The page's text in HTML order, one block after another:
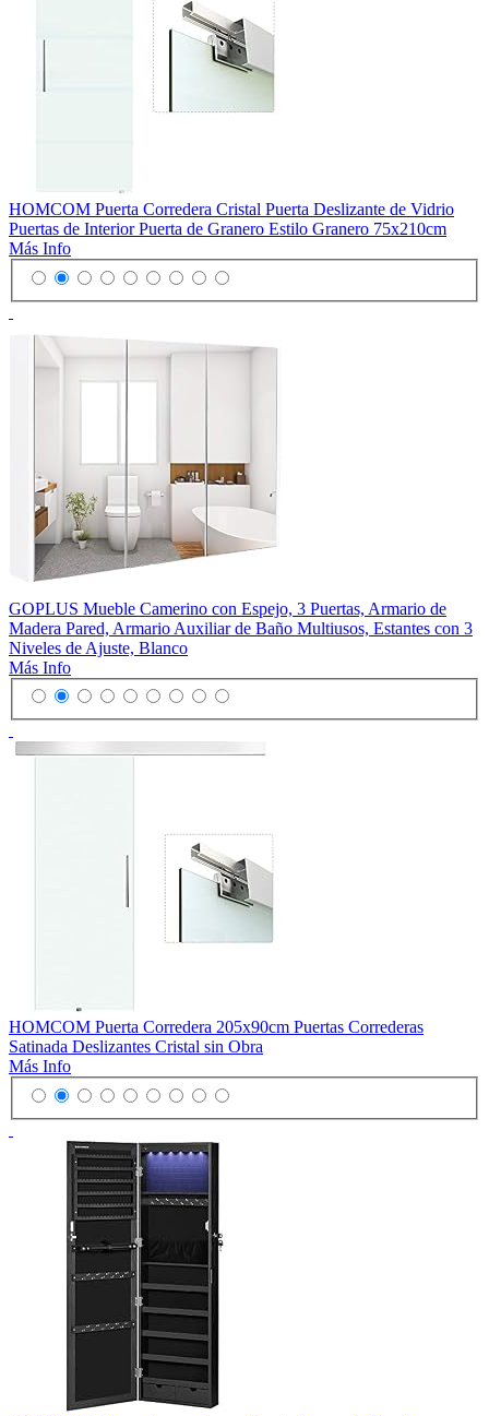
HOMCOM Puerta Corredera Cristal Puerta Deslizante de Vidrio
Puertas de Interior Puerta de Granero Estilo Granero 75x210cm
Más Info
GOPLUS Mueble Camerino con Espejo, 3 Puertas, Armario de
Madera Pared, Armario Auxiliar de Baño Multiusos, Estantes con 3
Niveles de Ajuste, Blanco
Más Info
HOMCOM Puerta Corredera 205x90cm Puertas Correderas
Satinada Deslizantes Cristal sin Obra
Más Info